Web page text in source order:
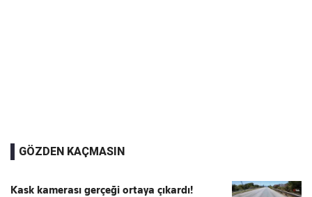
GÖZDEN KAÇMASIN
Kask kamerası gerçeği ortaya çıkardı!